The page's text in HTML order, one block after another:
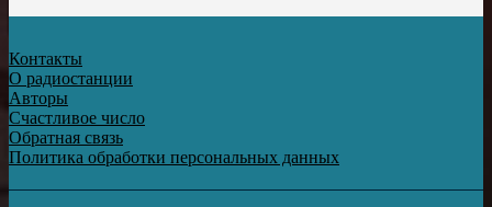
Контакты
О радиостанции
Авторы
Счастливое число
Обратная связь
Политика обработки персональных данных